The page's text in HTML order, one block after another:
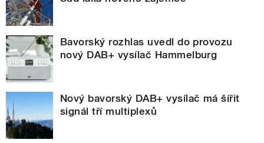
Bavorský rozhlas uvedl do provozu
nový DAB+ vysílač Hammelburg
Nový bavorský DAB+ vysílač má šířit
signál tří multiplexů